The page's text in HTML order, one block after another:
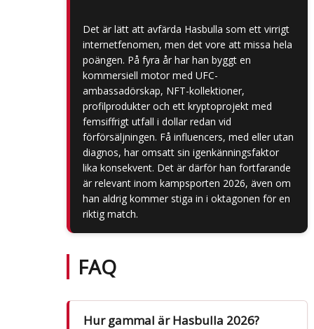
Det är lätt att avfärda Hasbulla som ett virrigt
internetfenomen, men det vore att missa hela
poängen. På fyra år har han byggt en
kommersiell motor med UFC-
ambassadörskap, NFT-kollektioner,
profilprodukter och ett kryptoprojekt med
femsiffrigt utfall i dollar redan vid
förförsäljningen. Få influencers, med eller utan
diagnos, har omsatt sin igenkänningsfaktor
lika konsekvent. Det är därför han fortfarande
är relevant inom kampsporten 2026, även om
han aldrig kommer stiga in i oktagonen för en
riktig match.
FAQ
Hur gammal är Hasbulla 2026?